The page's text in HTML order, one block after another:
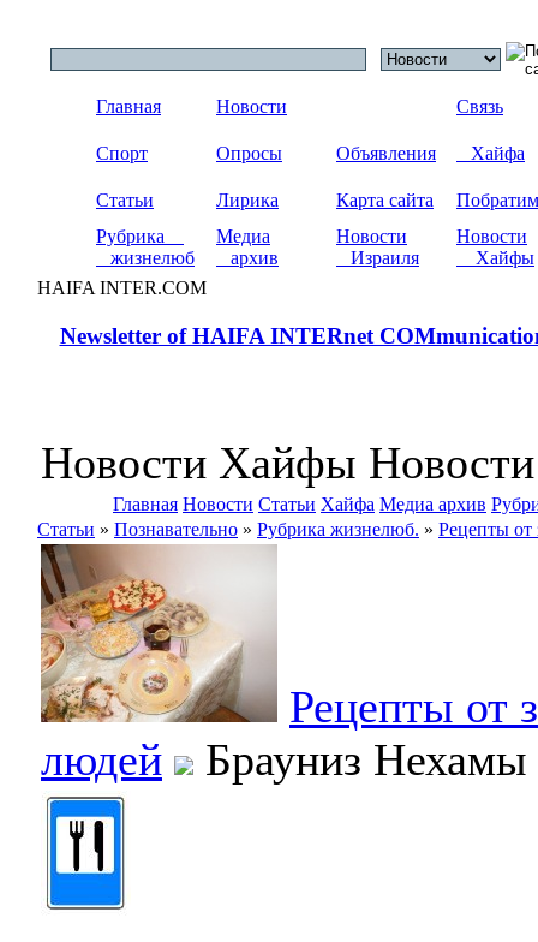
Главная Новости Связь
Спорт Опросы Объявления Хайфа
Статьи Лирика Карта сайта
Рубрика
жизнелюб
Медиа
архив
Новости
Израиля
Новости
Хайфы
HAIFA INTER.COM
Newsletter of HAIFA INTERnet
Новости Хайфы
Главная Новости Статьи Хайфа Медиа архив
Статьи » Познавательно » Рубрика жизнелюб. » Рецепты
Рецепты от
людей
Брауниз